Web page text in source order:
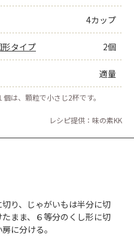
4カップ
形タイプ 2個
適量
個は、顆粒で小さじ2杯です。
レシピ提供：味の素KK
り、じゃがいもは半分に切
まま、６等分のくし形に切
に分ける。